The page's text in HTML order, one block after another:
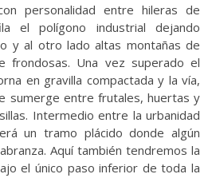
personalidad entre hileras de
el polígono industrial dejando
y al otro lado altas montañas de
frondosas. Una vez superado el
en gravilla compactada y la vía,
sumerge entre frutales, huertas y
Intermedio entre la urbanidad
un tramo plácido donde algún
Aquí también tendremos la
el único paso inferior de toda la